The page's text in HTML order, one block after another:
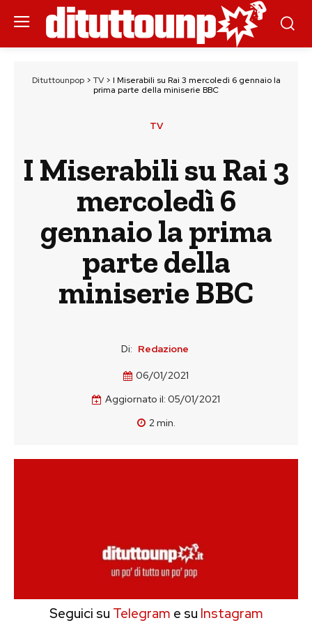
Dituttounpop> TV> I Miserabili su Rai 3 mercoledì 6 gennaio la
prima parte della miniserie BBC
TV
I Miserabili su Rai 3
mercoledì 6
gennaio la prima
parte della
miniserie BBC
Di: Redazione
06/01/2021
Aggiornato il: 05/01/2021
2min.
Seguici su Telegram e su Instagram